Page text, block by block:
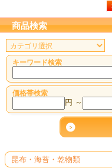
商品検索
キーワード検索
価格帯検索
円 ～
昆布・海苔・乾物類